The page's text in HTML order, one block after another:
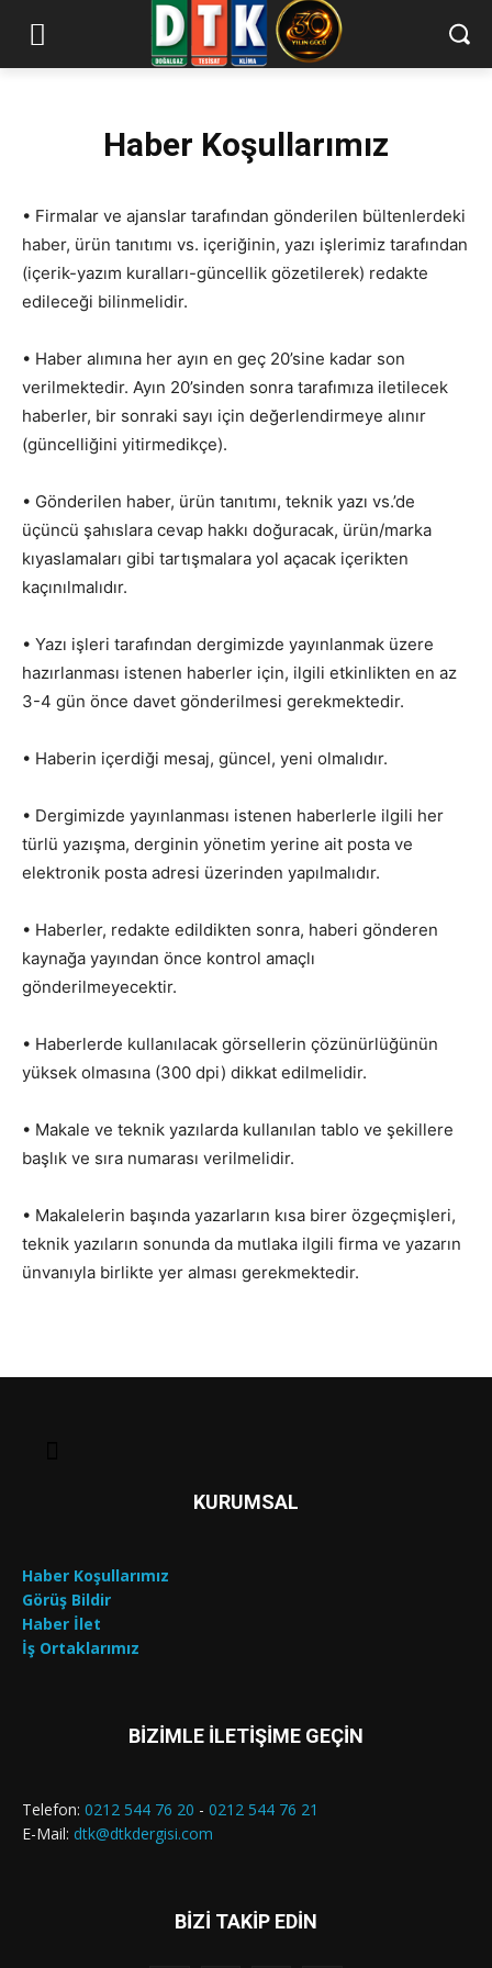
Haber Koşullarımız
• Firmalar ve ajanslar tarafından gönderilen bültenlerdeki
haber, ürün tanıtımı vs. içeriğinin, yazı işlerimiz tarafından
(içerik-yazım kuralları-güncellik gözetilerek) redakte
edileceği bilinmelidir.
• Haber alımına her ayın en geç 20’sine kadar son
verilmektedir. Ayın 20’sinden sonra tarafımıza iletilecek
haberler, bir sonraki sayı için değerlendirmeye alınır
(güncelliğini yitirmedikçe).
• Gönderilen haber, ürün tanıtımı, teknik yazı vs.’de
üçüncü şahıslara cevap hakkı doğuracak, ürün/marka
kıyaslamaları gibi tartışmalara yol açacak içerikten
kaçınılmalıdır.
• Yazı işleri tarafından dergimizde yayınlanmak üzere
hazırlanması istenen haberler için, ilgili etkinlikten en az
3-4 gün önce davet gönderilmesi gerekmektedir.
• Haberin içerdiği mesaj, güncel, yeni olmalıdır.
• Dergimizde yayınlanması istenen haberlerle ilgili her
türlü yazışma, derginin yönetim yerine ait posta ve
elektronik posta adresi üzerinden yapılmalıdır.
• Haberler, redakte edildikten sonra, haberi gönderen
kaynağa yayından önce kontrol amaçlı
gönderilmeyecektir.
• Haberlerde kullanılacak görsellerin çözünürlüğünün
yüksek olmasına (300 dpi) dikkat edilmelidir.
• Makale ve teknik yazılarda kullanılan tablo ve şekillere
başlık ve sıra numarası verilmelidir.
• Makalelerin başında yazarların kısa birer özgeçmişleri,
teknik yazıların sonunda da mutlaka ilgili firma ve yazarın
ünvanıyla birlikte yer alması gerekmektedir.
KURUMSAL
Haber Koşullarımız
Görüş Bildir
Haber İlet
İş Ortaklarımız
BİZİMLE İLETİŞİME GEÇİN
Telefon: 0212 544 76 20 - 0212 544 76 21
E-Mail: dtk@dtkdergisi.com
BİZİ TAKİP EDİN